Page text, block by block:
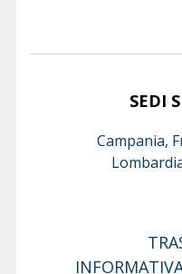
SEDI
Campania,